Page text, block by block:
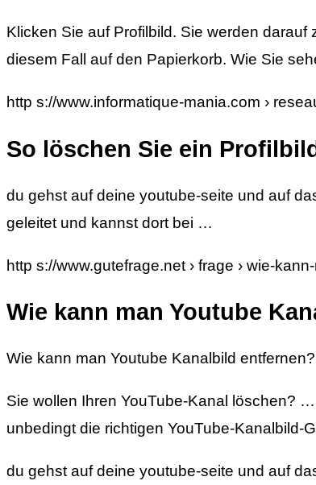
Klicken Sie auf Profilbild. Sie werden
diesem Fall auf den Papierkorb. Wie Sie
http s://www.informatique-mania.com ›
So löschen Sie ein
du gehst auf deine youtube-seite und auf
geleitet und kannst dort bei …
http s://www.gutefrage.net › frage › wie-
Wie kann man Youtube
Wie kann man Youtube Kanalbild
Sie wollen Ihren YouTube-Kanal löschen?
unbedingt die richtigen YouTube-Kanalbild-
du gehst auf deine youtube-seite und auf